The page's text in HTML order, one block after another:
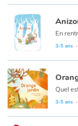
3-5 ans
3-5 ans